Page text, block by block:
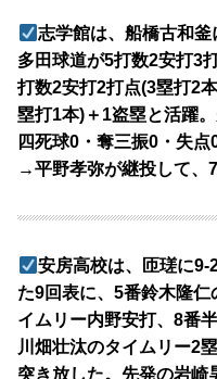
志学館は、船橋古和
多田球道が5打数2安打3
打数2安打2打点(3塁打2
塁打1本)＋1盗塁と活躍
四死球0・奪三振0・失
→平野孝弥が継投して、7
安房高校は、匝瑳に9-
た9回表に、5番鈴木隆
イムリー内野安打、8番
川畑壮汰のタイムリー2
突き放した。先発の岩崎